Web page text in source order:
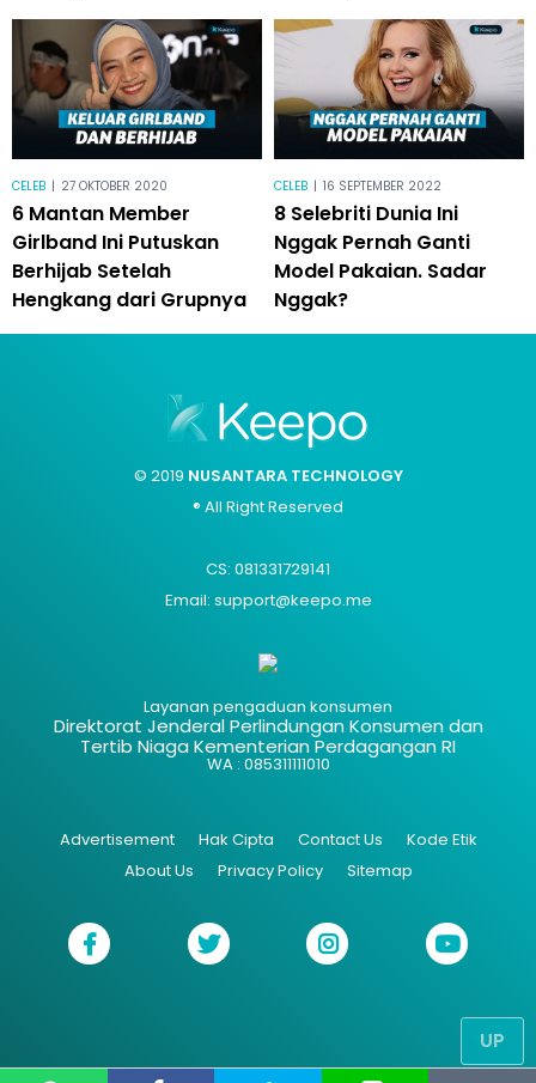
CELEB | 27 OKTOBER 2020
6 Mantan Member
Girlband Ini Putuskan
Berhijab Setelah
Hengkang dari Grupnya
CELEB | 16 SEPTEMBER 2022
8 Selebriti Dunia Ini
Nggak Pernah Ganti
Model Pakaian. Sadar
Nggak?
UP
© 2019 NUSANTARA TECHNOLOGY
® All Right Reserved
CS: 081331729141
Email: support@keepo.me
Layanan pengaduan konsumen
Direktorat Jenderal Perlindungan Konsumen dan
Tertib Niaga Kementerian Perdagangan RI
WA : 085311111010
Advertisement Hak Cipta Contact Us
Kode Etik
About Us
Privacy Policy Sitemap